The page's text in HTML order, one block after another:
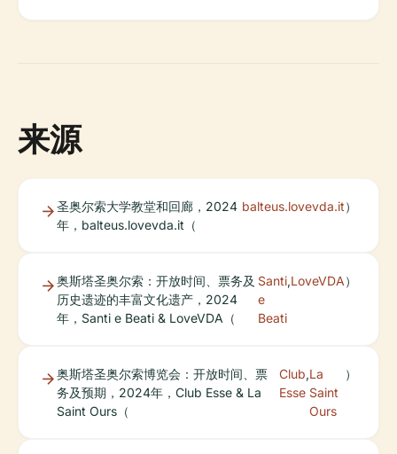
来源
圣奥尔索大学教堂和回廊，2024
年，balteus.lovevda.it（
balteus.lovevda.it）
奥斯塔圣奥尔索：开放时间、票务及
历史遗迹的丰富文化遗产，2024
年，Santi e Beati & LoveVDA（
Santi
e
Beati
,LoveVDA）
奥斯塔圣奥尔索博览会：开放时间、票
务及预期，2024年，Club Esse & La
Saint Ours（
Club
Esse
,La
Saint
Ours
）